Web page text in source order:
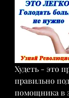
Худеть - это
правильно
помощника в